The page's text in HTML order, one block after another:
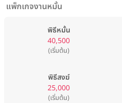
แพ็กเกจงานหมั้น
พิธีหมั้น
40,500
(เริ่มต้น)
พิธีสงฆ์
25,000
(เริ่มต้น)